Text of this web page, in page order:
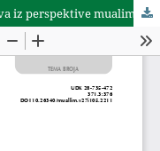
iz perspektive mualima